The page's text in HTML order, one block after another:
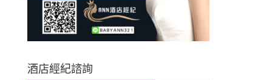
酒店經紀諮詢